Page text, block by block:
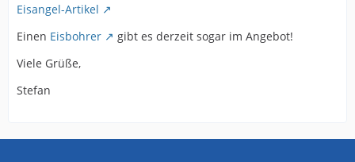
Eisangel-Artikel
Einen Eisbohrer
gibt es derzeit sogar im Angebot!
Viele Grüße,
Stefan